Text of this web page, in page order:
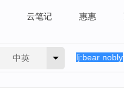
云笔记 惠惠
中英